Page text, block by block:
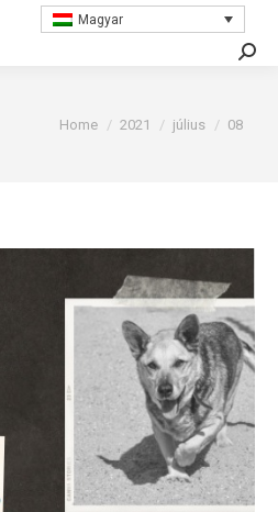
Magyar
You are here:
Home 2021 július 08